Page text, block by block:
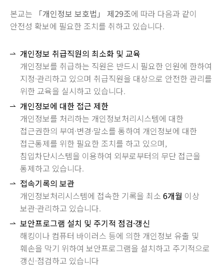
본교는 「개인정보 보호법」 제29조에 따라 다음과 같이
안전성 확보에 필요한 조치를 취하고 있습니다.
개인정보 취급직원의 최소화 및 교육
개인정보를 취급하는 직원은 반드시 필요한 인원에 한하여
지정·관리하고 있으며 취급직원을 대상으로 안전한 관리를
위한 교육을 실시하고 있습니다.
개인정보에 대한 접근 제한
개인정보를 처리하는 개인정보처리시스템에 대한
접근권한의 부여·변경·말소를 통하여 개인정보에 대한
접근통제를 위한 필요한 조치를 하고 있으며,
침입차단시스템을 이용하여 외부로부터의 무단 접근을
통제하고 있습니다.
접속기록의 보관
개인정보처리시스템에 접속한 기록을 최소 6개월 이상
보관·관리하고 있습니다.
보안프로그램 설치 및 주기적 점검·갱신
해킹이나 컴퓨터 바이러스 등에 의한 개인정보 유출 및
훼손을 막기 위하여 보안프로그램을 설치하고 주기적으로
갱신·점검하고 있습니다